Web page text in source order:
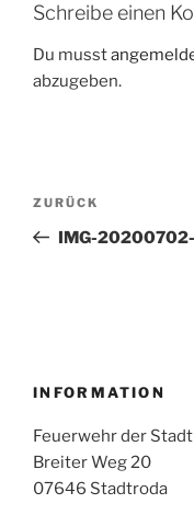
Schreibe einen
Du musst
abzugeben.
Vorheriger
Beitrag
ZURÜCK
IMG-
INFORMATION
Feuerwehr der
Breiter Weg 20
07646 Stadtroda